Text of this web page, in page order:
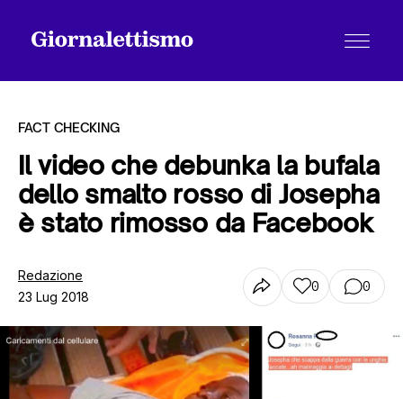
Tutti gli articoli
Chi siamo
Contatti
FACT CHECKING
Il video che debunka la bufala
dello smalto rosso di Josepha
è stato rimosso da Facebook
Redazione
23 Lug 2018
0 0